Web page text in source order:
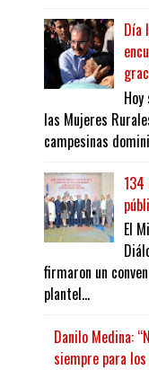
Día
las Mujeres
campesinas
134
El
firmaron un
plantel...
Danilo Medina:
siempre para los